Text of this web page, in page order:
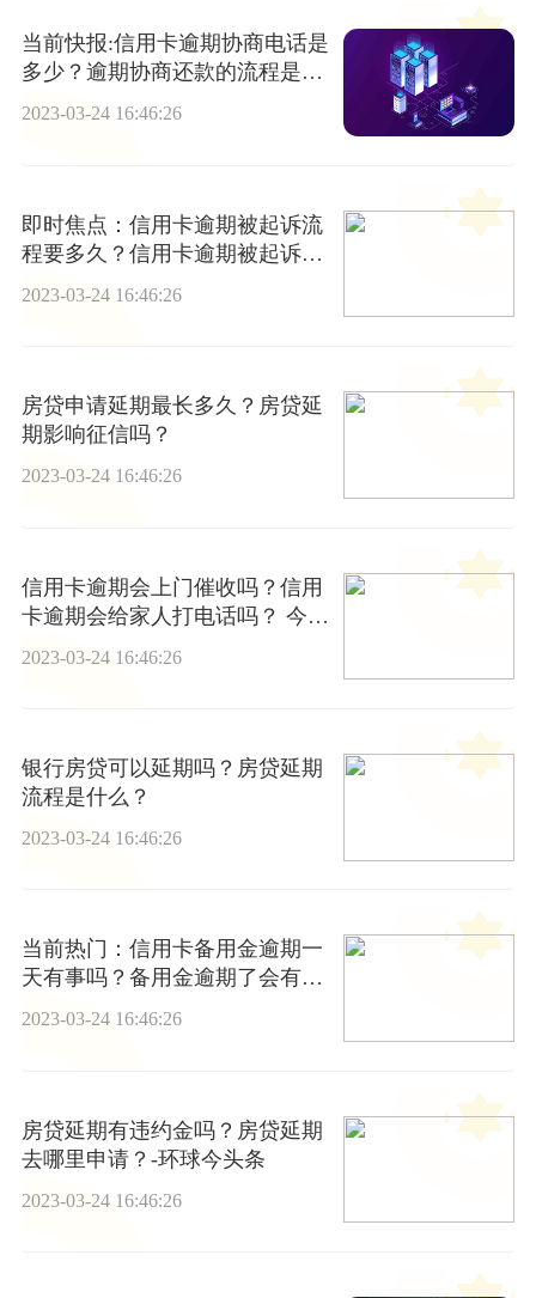
当前快报:信用卡逾期协商电话是
多少？逾期协商还款的流程是什
么？
2023-03-24 16:46:26
即时焦点：信用卡逾期被起诉流
程要多久？信用卡逾期被起诉会
2023-03-24 16:46:26
房贷申请延期最长多久？房贷延
期影响征信吗？
2023-03-24 16:46:26
信用卡逾期会上门催收吗？信用
卡逾期会给家人打电话吗？ 今日
2023-03-24 16:46:26
银行房贷可以延期吗？房贷延期
流程是什么？
2023-03-24 16:46:26
当前热门：信用卡备用金逾期一
天有事吗？备用金逾期了会有什
么后果？
2023-03-24 16:46:26
房贷延期有违约金吗？房贷延期
去哪里申请？-环球今头条
2023-03-24 16:46:26